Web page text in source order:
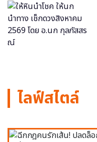
ไลฟ์สไตล์